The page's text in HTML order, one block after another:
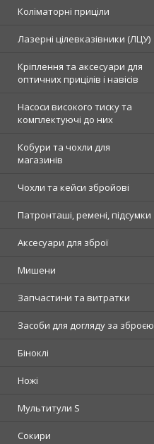
Коліматорні приціли
Лазерні цілевказівники (ЛЦУ)
Кріплення та аксесуари для
оптичних прицілів і навісів
Насоси високого тиску та
комплектуючі до них
Кобури та чохли для
магазинів
Чохли та кейси збройові
Патронташі, ремені, підсумки
Аксесуари для зброї
Мишени
Запчастини та витратки
Засоби для догляду за зброєю
Біноклі
Ножі
Мультитули S
Сокири